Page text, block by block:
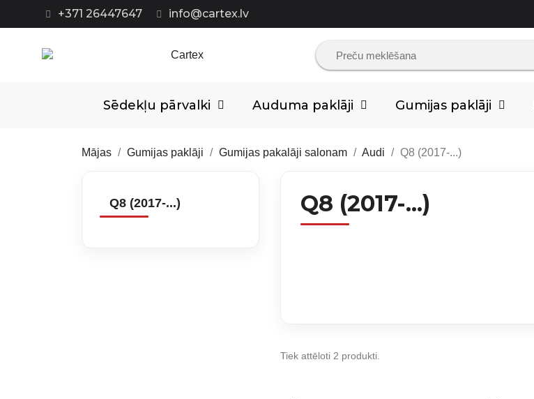
+371 26447647 info@cartex.lv
Sēdekļu pārvalki Auduma paklāji Gumijas paklāji
Mājas Gumijas paklāji Gumijas pakalāji salonam Audi Q8 (2017-...)
Q8 (2017-...) Q8 (2017-...)
Tiek attēloti 2 produkti.